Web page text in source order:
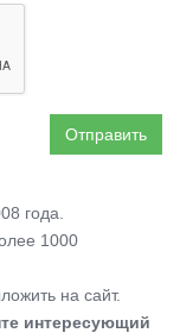
Отправить
года.
1000
на сайт.
интересующий